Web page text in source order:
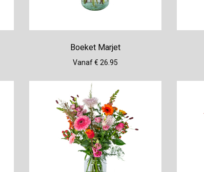
Boeket Marjet
Vanaf € 26.95